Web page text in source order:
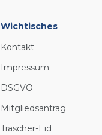
Wichtisches
Kontakt
Impressum
DSGVO
Mitgliedsantrag
Träscher-Eid